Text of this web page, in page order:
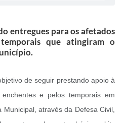
entregues para os afetados
que atingiram o
de seguir prestando apoio à
e pelos temporais em
através da Defesa Civil,